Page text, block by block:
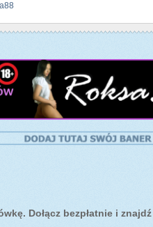
Dołącz bezpłatnie i